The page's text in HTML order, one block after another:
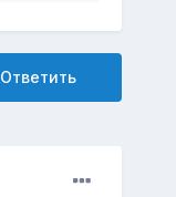
Ответить